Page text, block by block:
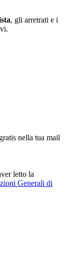
, gli arretrati e i
nella tua mail
letto la
Generali di